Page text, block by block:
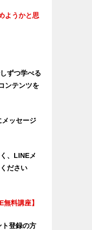
ようかと思
ずつ学べる
ンテンツを
ッセージ
、LINEメ
ださい
無料講座】
ト登録の方